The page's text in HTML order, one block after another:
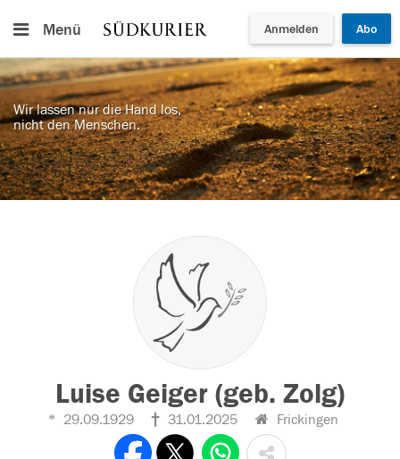
Menü Anmelden Abo
Wir lassen nur die Hand los,
nicht den Menschen.
Luise Geiger (geb. Zolg)
29.09.1929 31.01.2025 Frickingen